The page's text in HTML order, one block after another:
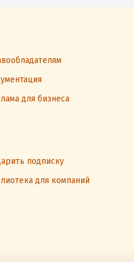
для бизнеса
подписку
для компаний